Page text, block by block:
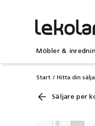
Möbler &
Start Hitta din
Säljare per